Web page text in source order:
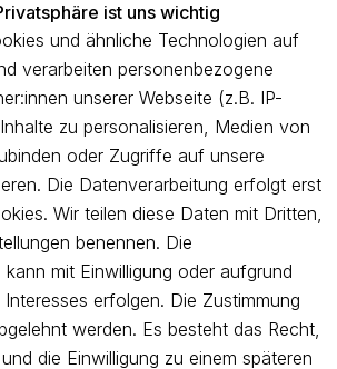
ist uns wichtig
und ähnliche Technologien auf
verarbeiten personenbezogene
unserer Webseite (z.B. IP-
zu personalisieren, Medien von
oder Zugriffe auf unsere
Die Datenverarbeitung erfolgt erst
Wir teilen diese Daten mit Dritten,
benennen. Die
mit Einwilligung oder aufgrund
erfolgen. Die Zustimmung
werden. Es besteht das Recht,
die Einwilligung zu einem späteren
Newsletter
Rabatt bei deiner nächsten Bestellung und
profitiere von Angeboten.
Newsletter abonnieren